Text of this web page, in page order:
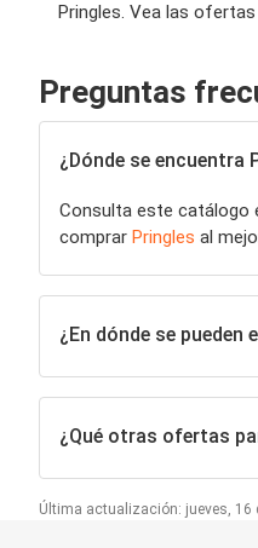
Pringles. Vea las
Preguntas
¿Dónde se encuentra
Consulta este catálogo
comprar Pringles al
¿En dónde se
¿Qué otras ofertas
Última actualización: jueves, 16